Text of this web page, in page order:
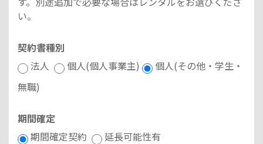
い。
契約書種別
法人
個人(個人事業主)
個人(その他・学生・
無職)
期間確定
期間確定契約
延長可能性有